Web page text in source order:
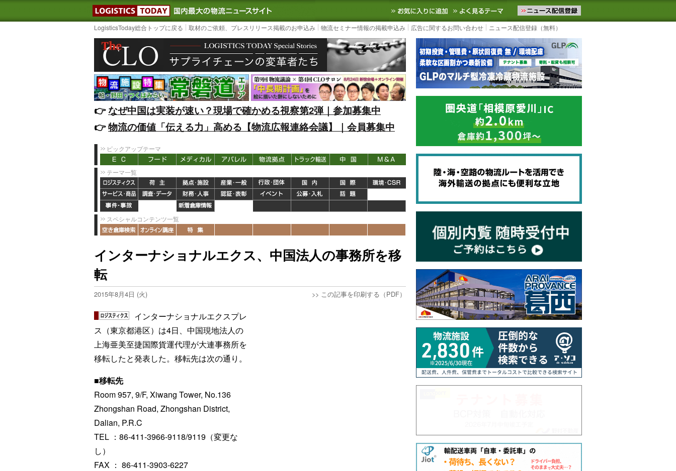
LOGISTICS TODAY｜国内最大の物流ニュースサイト3PL, SCMなど国内外の最新の物流ニュースをお届けします。物流ニュースメール配信を登録す
お気に入りに追加 よく見るテーマ
LogisticsToday総合トップに戻る 取材のご依頼、プレスリリース掲載のお申込み 物流セミナー情報の掲載申込み 広告に関するお問い合わせ ニュース配信登録（無料）
👉️なぜ中国は実装が速い？現場で確かめる視察第2弾｜参加募集中
👉️物流の価値「伝える力」高める【物流広報連絡会議】｜会員募集中
ピックアップテーマ
テーマ一覧
スペシャルコンテンツ一覧
インターナショナルエクス、中国法人の事務所を移
転
2015年8月4日 (火) >> この記事を印刷する（PDF）
インターナショナルエクスプレ
ス（東京都港区）は4日、中国現地法人の
上海亜美至捷国際貨運代理が大連事務所を
移転したと発表した。移転先は次の通り。
■移転先
Room 957, 9/F, Xiwang Tower, No.136
Zhongshan Road, Zhongshan District,
Dalian, P.R.C
TEL ：86-411-3966-9118/9119（変更な
し）
FAX ： 86-411-3903-6227